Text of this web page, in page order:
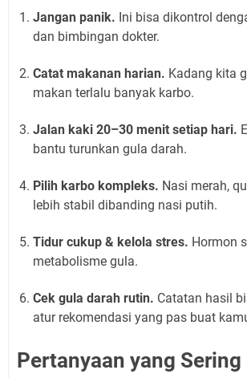
Jangan panik. Ini bisa dikontrol
dan bimbingan dokter.
Catat makanan harian. Kadang kita
makan terlalu banyak karbo.
Jalan kaki 20–30 menit setiap hari.
bantu turunkan gula darah.
Pilih karbo kompleks. Nasi merah,
lebih stabil dibanding nasi putih.
Tidur cukup & kelola stres. Hormon
metabolisme gula.
Cek gula darah rutin. Catatan hasil
atur rekomendasi yang pas buat
Pertanyaan yang